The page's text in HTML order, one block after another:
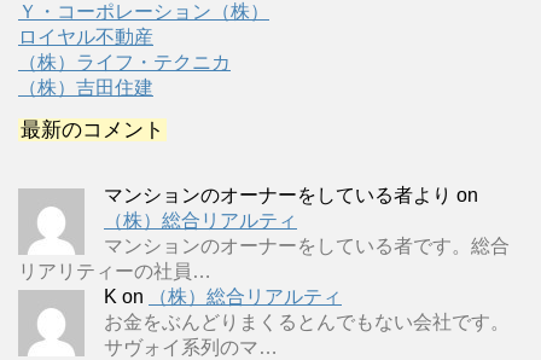
Ｙ・コーポレーション（株）
ロイヤル不動産
（株）ライフ・テクニカ
（株）吉田住建
最新のコメント
マンションのオーナーをしている者より on
（株）総合リアルティ
マンションのオーナーをしている者です。総合
リアリティーの社員…
K on
（株）総合リアルティ
お金をぶんどりまくるとんでもない会社です。
サヴォイ系列のマ…